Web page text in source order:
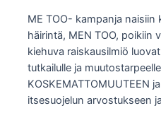
ME TOO- kampanja
häirintä, MEN TOO, poikiin
kiehuva raiskausilmiö
tutkailulle ja
KOSKEMATTOMUUTEEN
itsesuojelun arvostukseen